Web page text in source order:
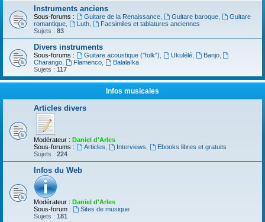
Instruments anciens
Sous-forums : Guitare de la Renaissance, Guitare baroque,
Guitare
romantique
Luth,
Facsimiles et tablatures anciennes
Sujets : 83
Divers instruments
Sous-forums : Guitare acoustique ("folk") Ukulélé, Banjo,
Charango
Flamenco,
Balalaïka
Sujets : 117
Infos musicales
Articles divers
Modérateur : Daniel d'Arles
Sous-forums :
Articles Interviews
Ebooks libres et gratuits
Sujets : 224
Infos du Web
Modérateur : Daniel d'Arles
Sous-forum :
Sites de musique
Sujets : 181